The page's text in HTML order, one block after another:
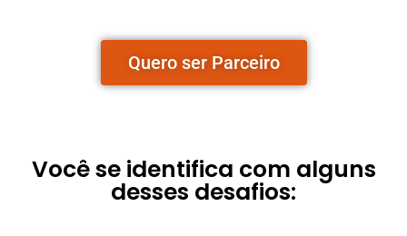
Quero ser Parceiro
Você se identifica com alguns
desses desafios: